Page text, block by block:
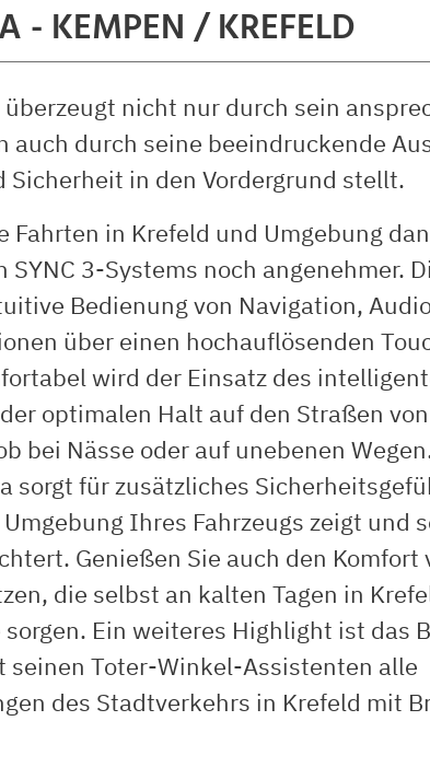
- KEMPEN / KREFELD
überzeugt nicht nur durch sein
auch durch seine beeindruckende
Sicherheit in den Vordergrund stellt.
Fahrten in Krefeld und Umgebung
3-Systems noch angenehmer.
Bedienung von Navigation,
über einen hochauflösenden
wird der Einsatz des
optimalen Halt auf den Straßen
bei Nässe oder auf unebenen
sorgt für zusätzliches
Ihres Fahrzeugs zeigt und
Genießen Sie auch den Komfort
die selbst an kalten Tagen in
Ein weiteres Highlight ist das
seinen Toter-Winkel-Assistenten alle
des Stadtverkehrs in Krefeld mit